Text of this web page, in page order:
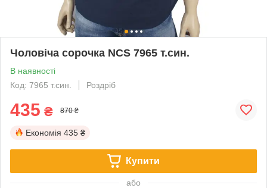
Чоловіча сорочка NCS 7965 т.син.
В наявності
Код: 7965 т.син.
Роздріб
435 ₴ 870 ₴
Економія 435 ₴
Купити
або